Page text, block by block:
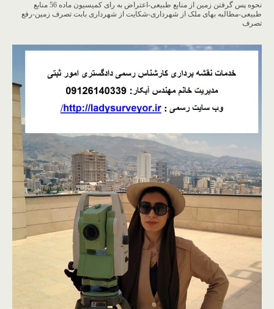
نحوه پس گرفتن زمین از منابع طبیعی-اعتراض به رای کمیسیون ماده 56 منابع
طبیعی-مطالبه بهای ملک از شهرداری-شکایت از شهرداری بابت تصرف زمین-رفع
تصرف